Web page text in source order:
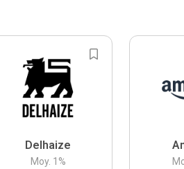
Delhaize
Moy. 1 %